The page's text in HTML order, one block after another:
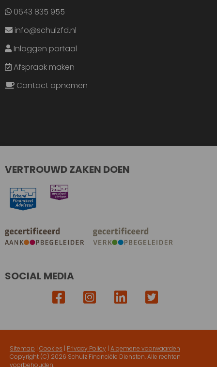
0643 835 955
info@schulzfd.nl
Inloggen portaal
Afspraak maken
Contact opnemen
VERTROUWD ZAKEN DOEN
SOCIAL MEDIA
Sitemap | Cookies | Privacy Policy | Algemene voorwaarden
Copyright (C) 2026 Schulz Financiële Diensten. Alle rechten
voorbehouden.